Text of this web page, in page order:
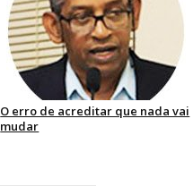
O erro de acreditar que nada vai
mudar